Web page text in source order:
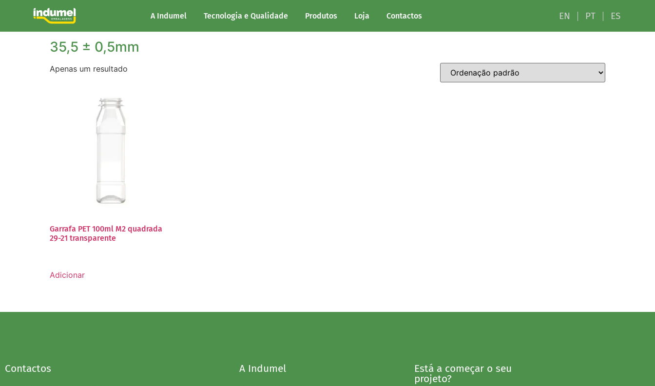
A Indumel Tecnologia e Qualidade Produtos Loja Contactos EN PT ES
/ Comprimento do produto / 35,5 ± 0,5mm
35,5 ± 0,5mm
Apenas um resultado
Garrafa PET 100ml M2 quadrada
29-21 transparente
Adicionar
Contactos A Indumel
Está a começar o seu
projeto?